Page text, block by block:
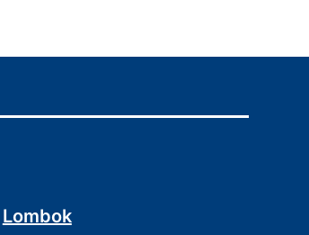
Lombok